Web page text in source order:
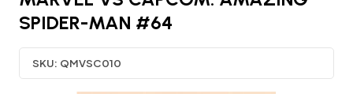
SPIDER-MAN #64
SKU: QMVSC010